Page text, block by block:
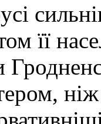
її